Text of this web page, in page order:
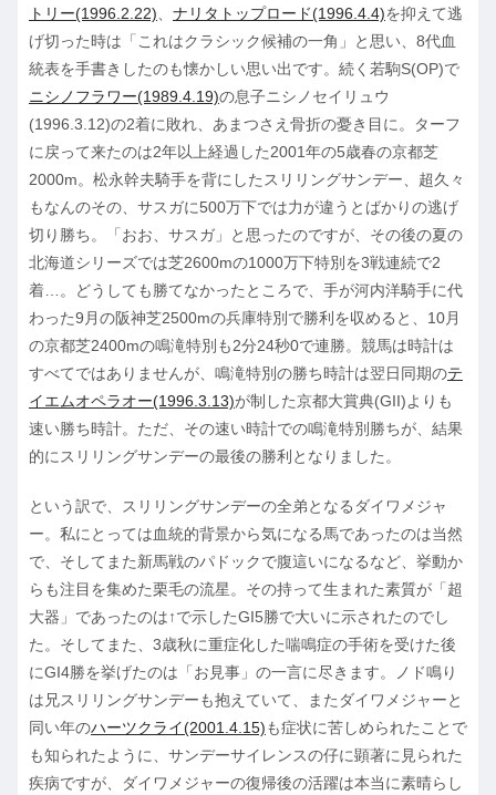
トリー(1996.2.22)、 ナリタトップロード(1996.4.4)を抑えて逃
げ切った時は「これはクラシック候補の一角」と思い、8代血
統表を手書きしたのも懐かしい思い出です。続く若駒S(OP)で
ニシノフラワー(1989.4.19)の息子ニシノセイリュウ
(1996.3.12)の2着に敗れ、あまつさえ骨折の憂き目に。ターフ
に戻って来たのは2年以上経過した2001年の5歳春の京都芝
2000m。松永幹夫騎手を背にしたスリリングサンデー、超久々
もなんのその、サスガに500万下では力が違うとばかりの逃げ
切り勝ち。「おお、サスガ」と思ったのですが、その後の夏の
北海道シリーズでは芝2600mの1000万下特別を3戦連続で2
着…。どうしても勝てなかったところで、手が河内洋騎手に代
わった9月の阪神芝2500mの兵庫特別で勝利を収めると、10月
の京都芝2400mの鳴滝特別も2分24秒0で連勝。競馬は時計は
すべてではありませんが、鳴滝特別の勝ち時計は翌日同期のテ
イエムオペラオー(1996.3.13)が制した京都大賞典(GII)よりも
速い勝ち時計。ただ、その速い時計での鳴滝特別勝ちが、結果
的にスリリングサンデーの最後の勝利となりました。
という訳で、スリリングサンデーの全弟となるダイワメジャ
ー。私にとっては血統的背景から気になる馬であったのは当然
で、そしてまた新馬戦のパドックで腹這いになるなど、挙動か
らも注目を集めた栗毛の流星。その持って生まれた素質が「超
大器」であったのは↑で示したGI5勝で大いに示されたのでし
た。そしてまた、3歳秋に重症化した喘鳴症の手術を受けた後
にGI4勝を挙げたのは「お見事」の一言に尽きます。ノド鳴り
は兄スリリングサンデーも抱えていて、またダイワメジャーと
同い年のハーツクライ(2001.4.15)も症状に苦しめられたことで
も知られたように、サンデーサイレンスの仔に顕著に見られた
疾病ですが、ダイワメジャーの復帰後の活躍は本当に素晴らし